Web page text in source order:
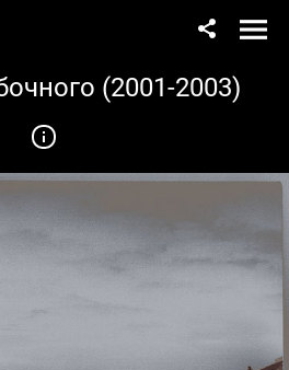
(2001-2003)